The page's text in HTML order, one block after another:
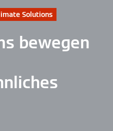
Solutions
bewegen